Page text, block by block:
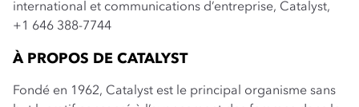
international et communications d’entreprise, Catalyst,
+1 646 388-7744
À PROPOS DE CATALYST
Fondé en 1962, Catalyst est le principal organisme sans